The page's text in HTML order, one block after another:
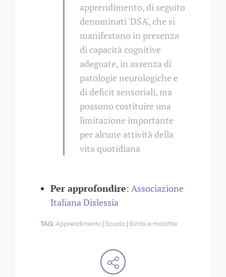
apprendimento, di seguito
denominati 'DSA', che si
manifestano in presenza
di capacità cognitive
adeguate, in assenza di
patologie neurologiche e
di deficit sensoriali, ma
possono costituire una
limitazione importante
per alcune attività della
vita quotidiana
Per approfondire: Associazione
Italiana Dislessia
Apprendimento Scuola Bimbi e malattie